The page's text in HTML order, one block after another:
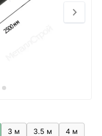
3 м 3.5 м
4 м